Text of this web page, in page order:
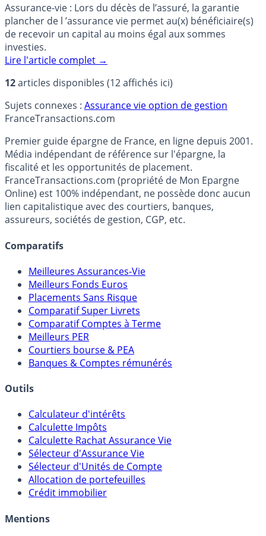
Assurance-vie : Lors du décès de l’assuré, la garantie
plancher de l ’assurance vie permet au(x) bénéficiaire(s)
de recevoir un capital au moins égal aux sommes
investies.
Lire l'article complet →
12articles disponibles (12 affichés ici)
Sujets connexes : Assurance vie option de gestion
FranceTransactions.com
Premier guide épargne de France, en ligne depuis 2001.
Média indépendant de référence sur l'épargne, la
fiscalité et les opportunités de placement.
FranceTransactions.com (propriété de Mon Epargne
Online) est 100% indépendant, ne possède donc aucun
lien capitalistique avec des courtiers, banques,
assureurs, sociétés de gestion, CGP, etc.
Comparatifs
Meilleures Assurances-Vie
Meilleurs Fonds Euros
Placements Sans Risque
Comparatif Super Livrets
Comparatif Comptes à Terme
Meilleurs PER
Courtiers bourse & PEA
Banques & Comptes rémunérés
Outils
Calculateur d'intérêts
Calculette Impôts
Calculette Rachat Assurance Vie
Sélecteur d'Assurance Vie
Sélecteur d'Unités de Compte
Allocation de portefeuilles
Crédit immobilier
Mentions